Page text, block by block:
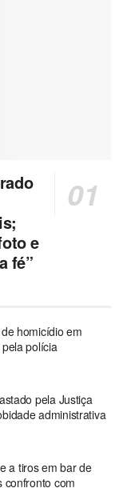
e
fé”
homicídio em
polícia
pela Justiça
administrativa
a tiros em bar de
confronto com